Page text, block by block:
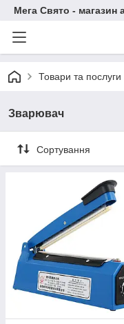
Мега Свято - магазин
Товари та послуги
Зварювач
Сортування